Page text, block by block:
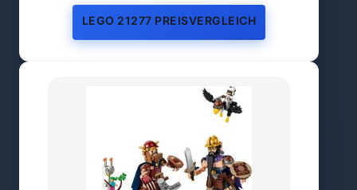
LEGO 21277 PREISVERGLEICH